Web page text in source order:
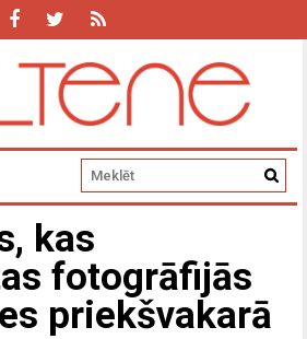
kas
fotogrāfijās
priekšvakarā